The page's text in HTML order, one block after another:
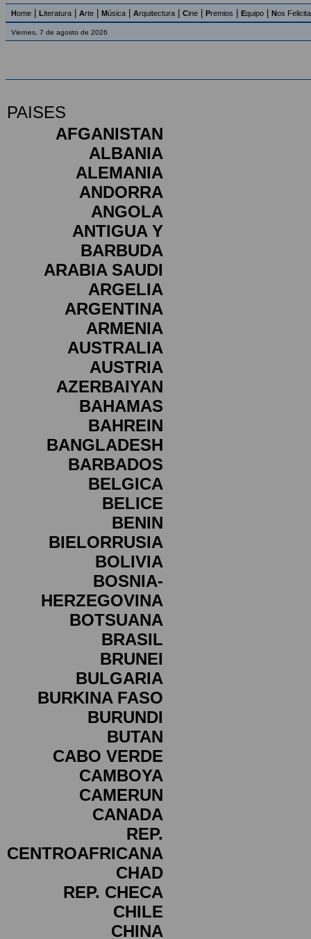
Home Literatura Arte Música Arquitectura Cine Premios Equipo Nos
Viernes, 7 de agosto de 2026
PAISES
AFGANISTAN
ALBANIA
ALEMANIA
ANDORRA
ANGOLA
ANTIGUA Y
BARBUDA
ARABIA SAUDI
ARGELIA
ARGENTINA
ARMENIA
AUSTRALIA
AUSTRIA
AZERBAIYAN
BAHAMAS
BAHREIN
BANGLADESH
BARBADOS
BELGICA
BELICE
BENIN
BIELORRUSIA
BOLIVIA
BOSNIA-
HERZEGOVINA
BOTSUANA
BRASIL
BRUNEI
BULGARIA
BURKINA FASO
BURUNDI
BUTAN
CABO VERDE
CAMBOYA
CAMERUN
CANADA
REP.
CENTROAFRICANA
CHAD
REP. CHECA
CHILE
CHINA